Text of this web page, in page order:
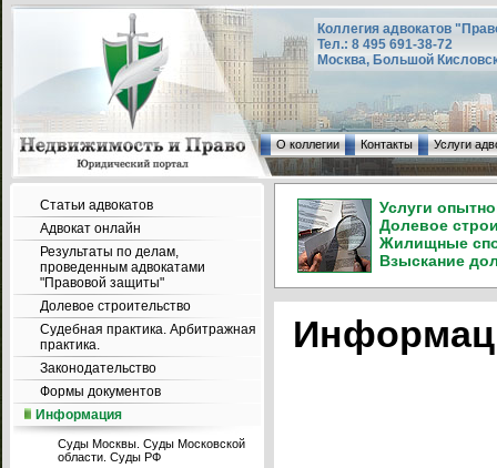
Коллегия адвокатов
Тел.: 8 495 691-38-72
Москва, Большой
О коллегии Контакты Услуги
Статьи адвокатов
Адвокат онлайн
Результаты по делам,
проведенным адвокатами
"Правовой защиты"
Долевое строительство
Судебная практика. Арбитражная
практика.
Законодательство
Формы документов
Информация
Суды Москвы. Суды Московской
области. Суды РФ
Услуги
Долевое
Жилищные
Взыскание